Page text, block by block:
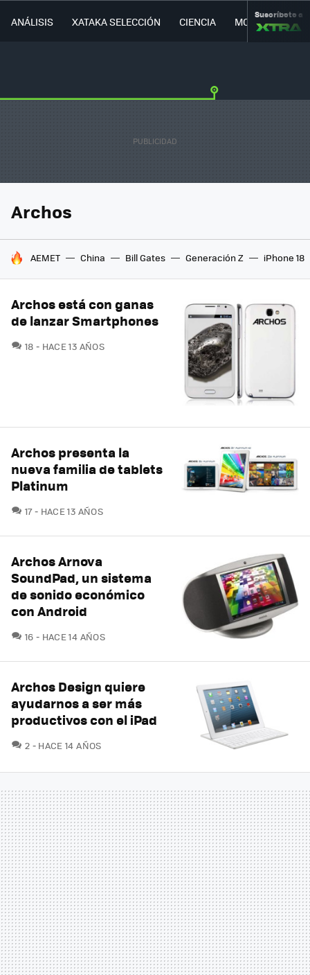
ANÁLISIS XATAKA SELECCIÓN CIENCIA MOVILIDAD
Suscríbete a
Archos
HOY SE HABLA DE
AEMET China Bill Gates Generación Z iPhone 18
Archos está con ganas
de lanzar Smartphones
18 COMENTARIOS
HACE 13 AÑOS
Archos presenta la
nueva familia de tablets
Platinum
17COMENTARIOS
HACE 13 AÑOS
Archos Arnova
SoundPad, un sistema
de sonido económico
con Android
16 COMENTARIOS
HACE 14 AÑOS
Archos Design quiere
ayudarnos a ser más
productivos con el iPad
2 COMENTARIOS
HACE 14 AÑOS